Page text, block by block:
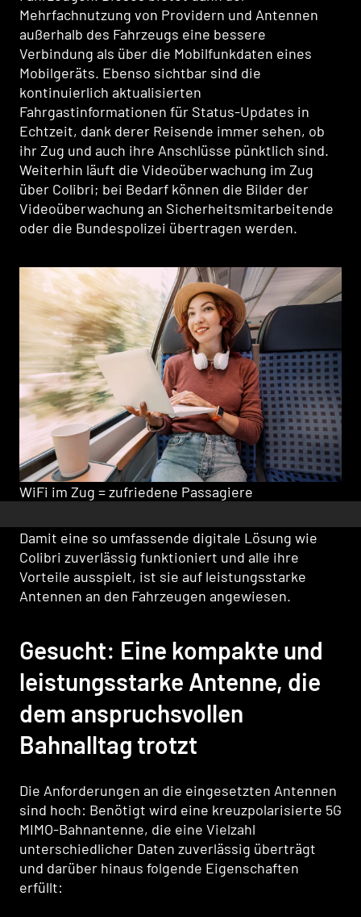
Mehrfachnutzung von Providern und Antennen
außerhalb des Fahrzeugs eine bessere
Verbindung als über die Mobilfunkdaten eines
Mobilgeräts. Ebenso sichtbar sind die
kontinuierlich aktualisierten
Fahrgastinformationen für Status-Updates in
Echtzeit, dank derer Reisende immer sehen, ob
ihr Zug und auch ihre Anschlüsse pünktlich sind.
Weiterhin läuft die Videoüberwachung im Zug
über Colibri; bei Bedarf können die Bilder der
Videoüberwachung an Sicherheitsmitarbeitende
oder die Bundespolizei übertragen werden.
WiFi im Zug = zufriedene Passagiere
Damit eine so umfassende digitale Lösung wie
Colibri zuverlässig funktioniert und alle ihre
Vorteile ausspielt, ist sie auf leistungsstarke
Antennen an den Fahrzeugen angewiesen.
Gesucht: Eine kompakte und
leistungsstarke Antenne, die
dem anspruchsvollen
Bahnalltag trotzt
Die Anforderungen an die eingesetzten Antennen
sind hoch: Benötigt wird eine kreuzpolarisierte 5G
MIMO-Bahnantenne, die eine Vielzahl
unterschiedlicher Daten zuverlässig überträgt
und darüber hinaus folgende Eigenschaften
erfüllt: